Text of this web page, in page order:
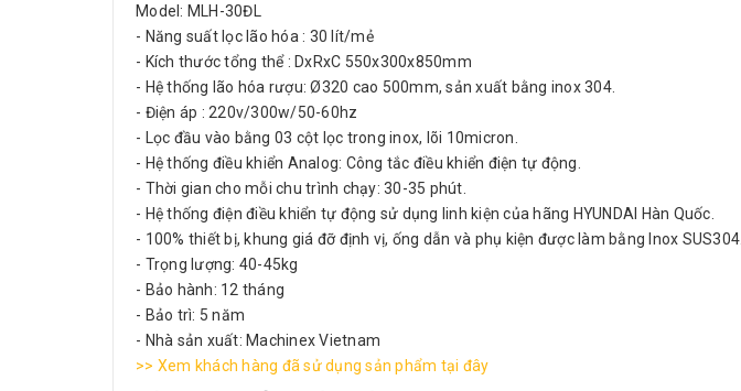
Model: MLH-30ĐL
- Năng suất lọc lão hóa : 30 lít/mẻ
- Kích thước tổng thể : DxRxC 550x300x850mm
- Hệ thống lão hóa rượu: Ø320 cao 500mm, sản xuất bằng inox 304.
- Điện áp : 220v/300w/50-60hz
- Lọc đầu vào bằng 03 cột lọc trong inox, lõi 10micron.
- Hệ thống điều khiển Analog: Công tắc điều khiển điện tự động.
- Thời gian cho mỗi chu trình chạy: 30-35 phút.
- Hệ thống điện điều khiển tự động sử dụng linh kiện của hãng HYUNDAI Hàn Quốc.
- 100% thiết bị, khung giá đỡ định vị, ống dẫn và phụ kiện được làm bằng Inox SUS304.
- Trọng lượng: 40-45kg
- Bảo hành: 12 tháng
- Bảo trì: 5 năm
- Nhà sản xuất: Machinex Vietnam
>> Xem khách hàng đã sử dụng sản phẩm tại đây